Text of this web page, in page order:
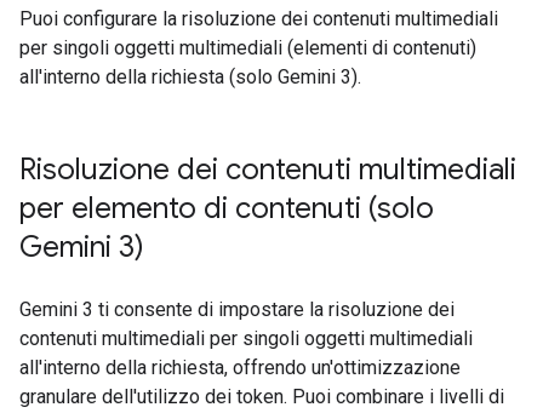
Puoi configurare la risoluzione dei contenuti multimediali
per singoli oggetti multimediali (elementi di contenuti)
all'interno della richiesta (solo Gemini 3).
Risoluzione dei contenuti multimediali
per elemento di contenuti (solo
Gemini 3)
Gemini 3 ti consente di impostare la risoluzione dei
contenuti multimediali per singoli oggetti multimediali
all'interno della richiesta, offrendo un'ottimizzazione
granulare dell'utilizzo dei token. Puoi combinare i livelli di